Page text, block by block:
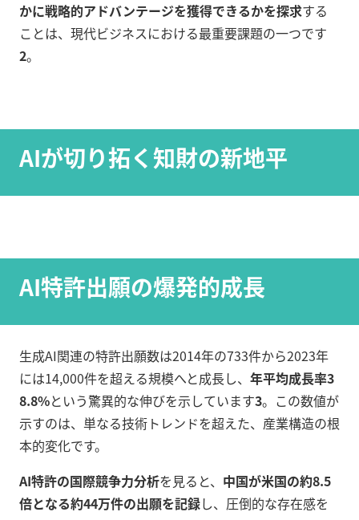
かに戦略的アドバンテージを獲得できるかを探求する
ことは、現代ビジネスにおける最重要課題の一つです
2。
AIが切り拓く知財の新地平
AI特許出願の爆発的成長
生成AI関連の特許出願数は2014年の733件から2023年
には14,000件を超える規模へと成長し、 年平均成長率3
8.8%という驚異的な伸びを示しています3。この数値が
示すのは、単なる技術トレンドを超えた、産業構造の根
本的変化です。
AI特許の国際競争力分析を見ると、 中国が米国の約8.5
倍となる約44万件の出願を記録し、圧倒的な存在感を